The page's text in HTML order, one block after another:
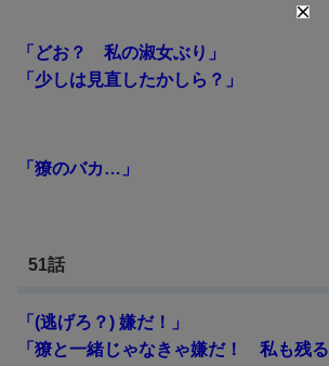
「どお？ 私の淑女ぶり」
「少しは見直したかしら？」
「獠のバカ…」
51話
「(逃げろ？) 嫌だ！」
「獠と一緒じゃなきゃ嫌だ！ 私も残る